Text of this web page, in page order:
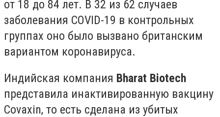
от 18 до 84 лет. В 32 из 62 случаев
заболевания COVID-19 в контрольных
группах оно было вызвано британским
вариантом коронавируса.
Индийская компания Bharat Biotech
представила инактивированную вакцину
Covaxin, то есть сделана из убитых